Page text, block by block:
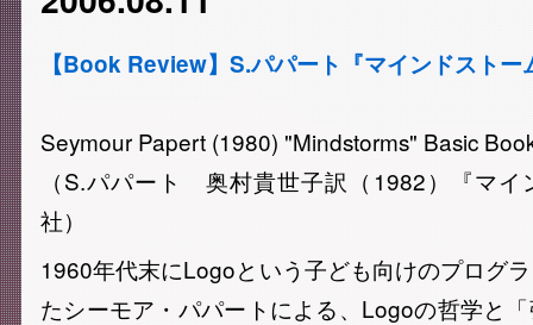
【Book Review】S.パパート『マインドストー
Seymour Papert (1980) "Mindstorms" Basic
（S.パパート 奥村貴世子訳（1982）『マイ
社）
1960年代末にLogoという子ども向けのプログ
たシーモア・パパートによる、Logoの哲学と